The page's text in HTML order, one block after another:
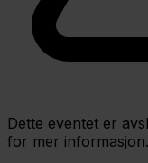
Dette eventet er
for mer informasjon.